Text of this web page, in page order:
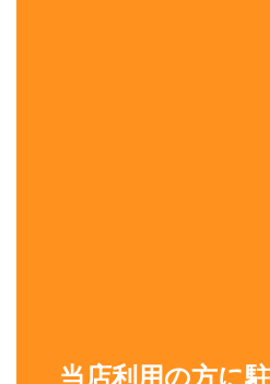
当店利用の方に